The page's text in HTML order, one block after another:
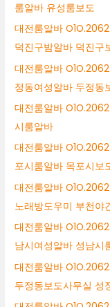
룸알바 유성룸보도
대전룸알바
덕진구밤알바 덕진구
대전룸알바
정동여성알바 두정동
대전룸알바
시룸알바
대전룸알바
포시룸알바 목포시보
대전룸알바
노래방도우미 부천야
대전룸알바
남시여성알바 성남시
대전룸알바
두정동보도사무실 성